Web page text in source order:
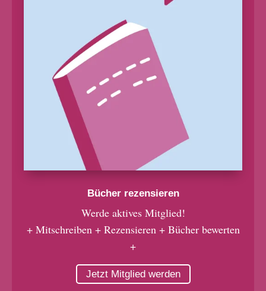
Bücher rezensieren
Werde aktives Mitglied!
+ Mitschreiben + Rezensieren + Bücher bewerten
+
Jetzt Mitglied werden